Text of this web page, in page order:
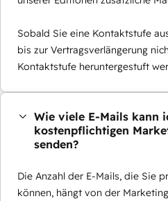
Sobald Sie eine Kontaktstufe
bis zur Vertragsverlängerung
Kontaktstufe heruntergestuft
Wie viele E-Mails kann
kostenpflichtigen
senden?
Die Anzahl der E-Mails, die Sie
können, hängt von der